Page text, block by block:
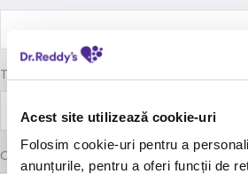
Acest site utilizează cookie-uri
Folosim cookie-uri pentru a
anunțurile, pentru a oferi funcții de
Telefon
Cod CUIM / Nr. Carnet Rezident*